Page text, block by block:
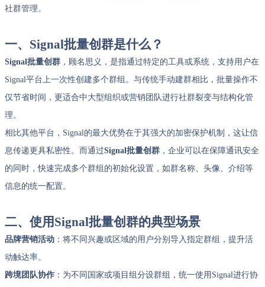
社群管理。
一、Signal批量创群是什么？
Signal批量创群 ，顾名思义，是指通过特定的工具或系统，支持用户在
Signal平台上一次性创建多个群组。与传统手动建群相比，批量操作不
仅节省时间，更适合中大型组织或营销团队进行社群裂变与结构化管
理。
相比其他平台，Signal的最大优势在于其强大的加密保护机制，这让信
息传递更具私密性。而通过Signal批量创群 ，企业可以在保障通讯安全
的同时，快速完成多个群组的初始化设置，如群名称、头像、介绍等
信息的统一配置。
二、使用Signal批量创群的典型场景
品牌营销活动 ：将不同兴趣或区域的用户分别导入指定群组，提升活
动触达率。
跨境团队协作 ：为不同国家或项目组分设群组，统一使用Signal进行协